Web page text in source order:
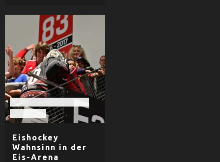
Eishockey
Wahnsinn in der
Eis-Arena